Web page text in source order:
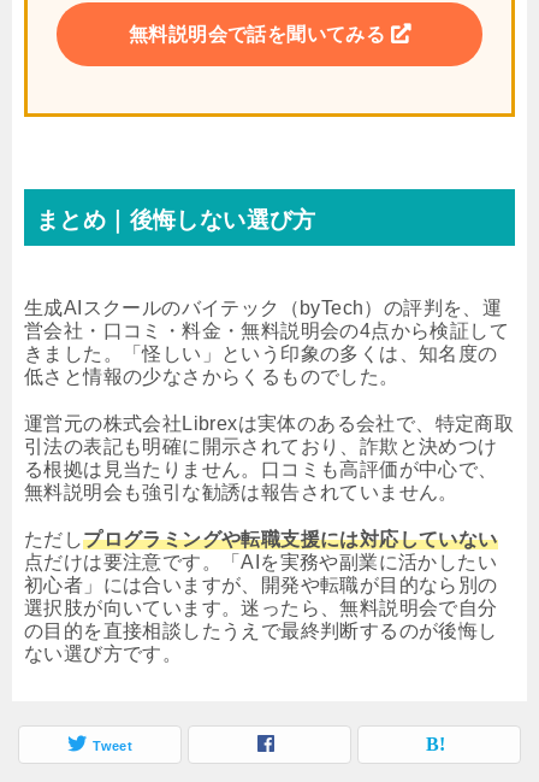
無料説明会で話を聞いてみる
まとめ｜後悔しない選び方
生成AIスクールのバイテック（byTech）の評判を、運
営会社・口コミ・料金・無料説明会の4点から検証して
きました。「怪しい」という印象の多くは、知名度の
低さと情報の少なさからくるものでした。
運営元の株式会社Librexは実体のある会社で、特定商取
引法の表記も明確に開示されており、詐欺と決めつけ
る根拠は見当たりません。口コミも高評価が中心で、
無料説明会も強引な勧誘は報告されていません。
ただしプログラミングや転職支援には対応していない
点だけは要注意です。「AIを実務や副業に活かしたい
初心者」には合いますが、開発や転職が目的なら別の
選択肢が向いています。迷ったら、無料説明会で自分
の目的を直接相談したうえで最終判断するのが後悔し
ない選び方です。
Tweet